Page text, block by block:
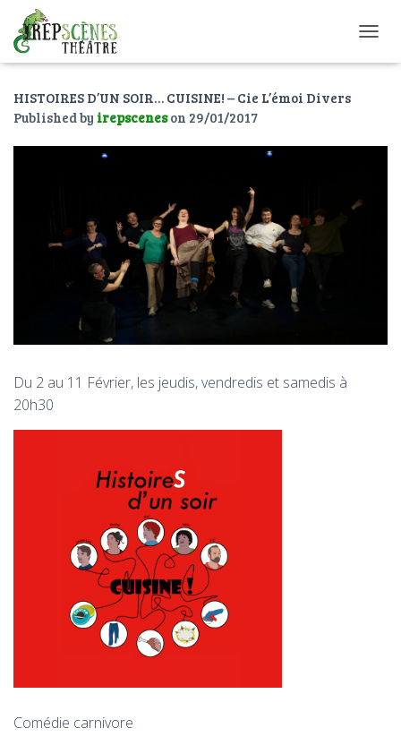
U
/
HISTOIRES D’UN SOIR… CUISINE! – Cie L’émoi Divers
Published by irepsceneson 29/01/2017
Du 2 au 11 Février, les jeudis, vendredis et samedis à
20h30
Comédie carnivore